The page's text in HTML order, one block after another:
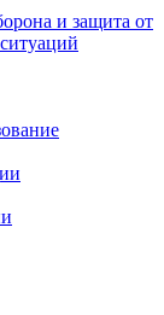
и защита от